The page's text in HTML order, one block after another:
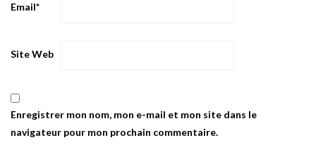
Email*
Site Web
Enregistrer mon nom, mon e-mail et mon site dans le
navigateur pour mon prochain commentaire.